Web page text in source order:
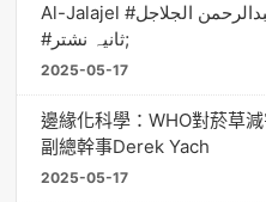
Al-Jalajel #فهد بن عبدالرحمن الجلاجل #Sania Nishtar
#ثانیہ نشتر;
2025-05-17
邊緣化科學：WHO對菸草
副總幹事Derek Yach
2025-05-17